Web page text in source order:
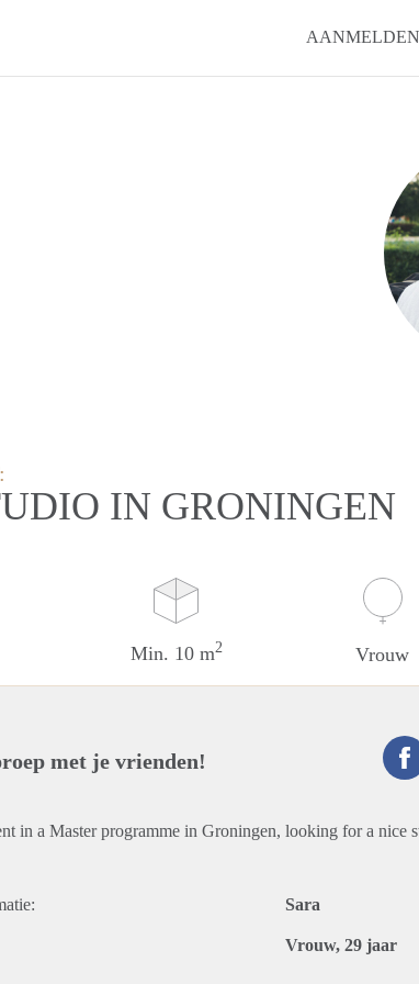
AANMELDEN
IN GRONINGEN
Min. 10 m2 Vrouw
met je vrienden!
in a Master programme in Groningen, looking for a nice
Sara
Vrouw, 29 jaar